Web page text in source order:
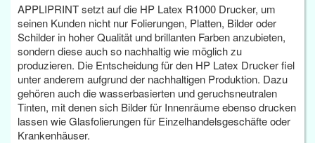
APPLIPRINT setzt auf die HP Latex R1000 Drucker, um
seinen Kunden nicht nur Folierungen, Platten, Bilder oder
Schilder in hoher Qualität und brillanten Farben anzubieten,
sondern diese auch so nachhaltig wie möglich zu
produzieren. Die Entscheidung für den HP Latex Drucker fiel
unter anderem aufgrund der nachhaltigen Produktion. Dazu
gehören auch die wasserbasierten und geruchsneutralen
Tinten, mit denen sich Bilder für Innenräume ebenso drucken
lassen wie Glasfolierungen für Einzelhandelsgeschäfte oder
Krankenhäuser.